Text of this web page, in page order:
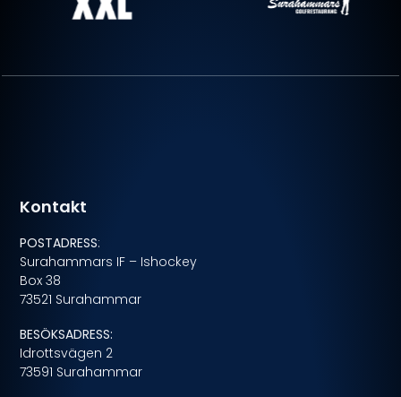
Kontakt
POSTADRESS:
Surahammars IF – Ishockey
Box 38
73521 Surahammar
BESÖKSADRESS:
Idrottsvägen 2
73591 Surahammar